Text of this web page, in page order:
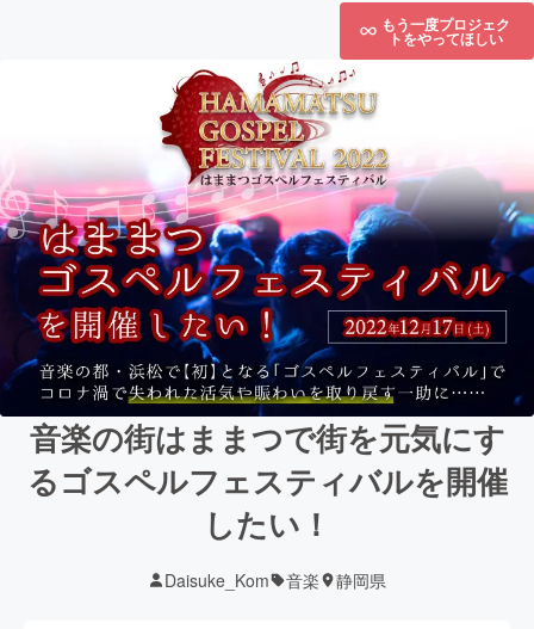
もう一度プロジェク
トをやってほしい
音楽の街はままつで街を元気にす
るゴスペルフェスティバルを開催
したい！
Daisuke_Kom 音楽 静岡県